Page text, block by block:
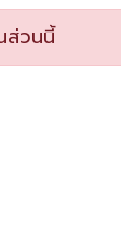
ส่วนนี้